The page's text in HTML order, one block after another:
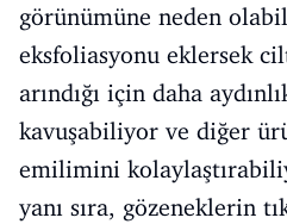
görünümüne neden
eksfoliasyonu eklersek
arındığı için daha
kavuşabiliyor ve diğer
emilimini
yanı sıra, gözeneklerin